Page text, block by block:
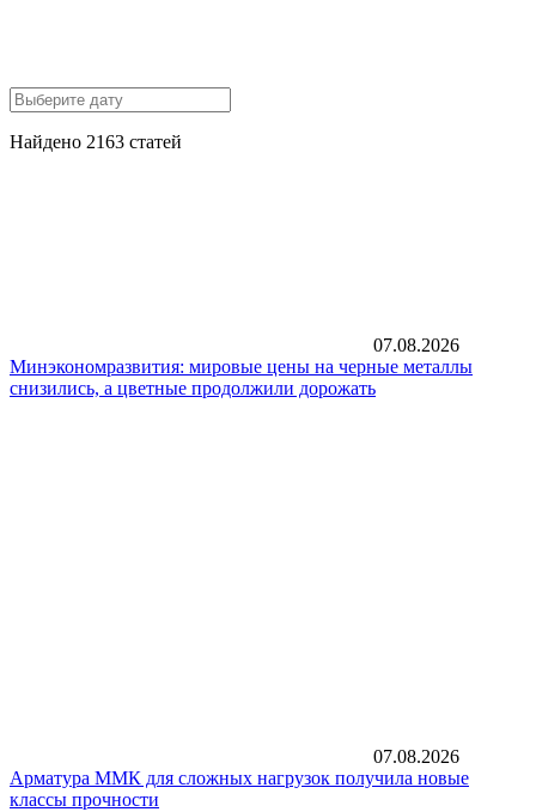
Найдено 2163 статей
07.08.2026
Минэкономразвития: мировые цены на черные металлы
снизились, а цветные продолжили дорожать
07.08.2026
Арматура ММК для сложных нагрузок получила новые
классы прочности